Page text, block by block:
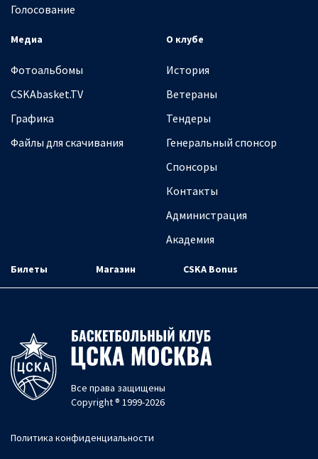
Голосование
Медиа
Фотоальбомы
CSKAbasket.TV
Графика
Файлы для скачивания
О клубе
История
Ветераны
Тендеры
Генеральный спонсор
Спонсоры
Контакты
Администрация
Академия
Билеты Магазин CSKA Bonus
Все права защищены
Copyright ® 1999-2026
Политика конфиденциальности